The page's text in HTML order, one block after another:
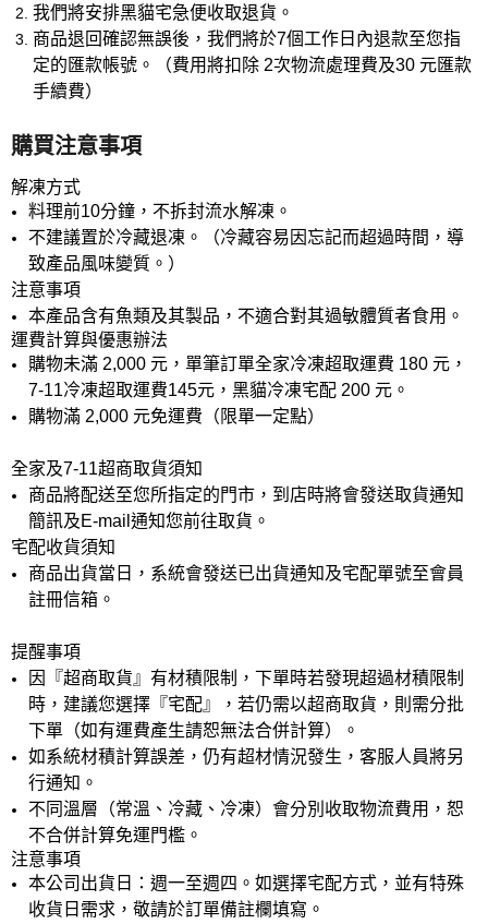
我們將安排黑貓宅急便收取退貨。
商品退回確認無誤後，我們將於7個工作日內退款至您指
定的匯款帳號。（費用將扣除 2次物流處理費及30 元匯款
手續費）
購買注意事項
解凍方式
料理前10分鐘，不拆封流水解凍。
不建議置於冷藏退凍。（冷藏容易因忘記而超過時間，導
致產品風味變質。）
注意事項
本產品含有魚類及其製品，不適合對其過敏體質者食用。
運費計算與優惠辦法
購物未滿 2,000 元，單筆訂單全家冷凍超取運費 180 元，
7-11冷凍超取運費145元，黑貓冷凍宅配 200 元。
購物滿 2,000 元免運費（限單一定點）
全家及7-11超商取貨須知
商品將配送至您所指定的門市，到店時將會發送取貨通知
簡訊及E-mail通知您前往取貨。
宅配收貨須知
商品出貨當日，系統會發送已出貨通知及宅配單號至會員
註冊信箱。
提醒事項
因『超商取貨』有材積限制，下單時若發現超過材積限制
時，建議您選擇『宅配』，若仍需以超商取貨，則需分批
下單（如有運費產生請恕無法合併計算）。
如系統材積計算誤差，仍有超材情況發生，客服人員將另
行通知。
不同溫層（常溫、冷藏、冷凍）會分別收取物流費用，恕
不合併計算免運門檻。
注意事項
本公司出貨日：週一至週四。如選擇宅配方式，並有特殊
收貨日需求，敬請於訂單備註欄填寫。